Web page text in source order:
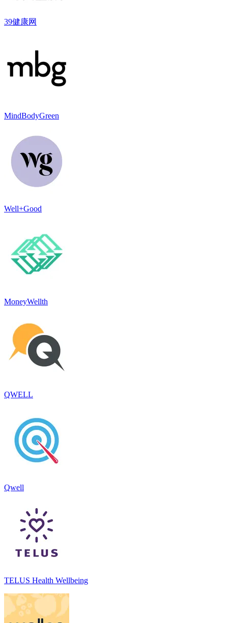
39健康网
MindBodyGreen
Well+Good
MoneyWellth
QWELL
Qwell
TELUS Health Wellbeing